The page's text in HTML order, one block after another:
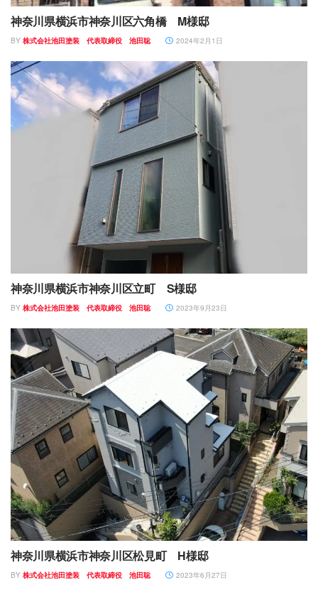
神奈川県横浜市神奈川区六角橋 M様邸
BY 株式会社池田塗装 代表取締役 池田聡 2024年2月1日
神奈川県横浜市神奈川区立町 S様邸
BY 株式会社池田塗装 代表取締役 池田聡 2023年9月23日
神奈川県横浜市神奈川区松見町 H様邸
BY 株式会社池田塗装 代表取締役 池田聡 2023年6月27日